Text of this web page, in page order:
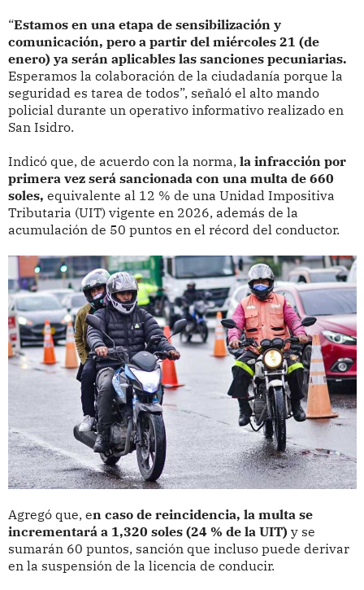
“Estamos en una etapa de sensibilización y
comunicación, pero a partir del miércoles 21 (de
enero) ya serán aplicables las sanciones pecuniarias.
Esperamos la colaboración de la ciudadanía porque la
seguridad es tarea de todos”, señaló el alto mando
policial durante un operativo informativo realizado en
San Isidro.
Indicó que, de acuerdo con la norma, la infracción por
primera vez será sancionada con una multa de 660
soles, equivalente al 12 % de una Unidad Impositiva
Tributaria (UIT) vigente en 2026, además de la
acumulación de 50 puntos en el récord del conductor.
Agregó que, en caso de reincidencia, la multa se
incrementará a 1,320 soles (24 % de la UIT) y se
sumarán 60 puntos, sanción que incluso puede derivar
en la suspensión de la licencia de conducir.